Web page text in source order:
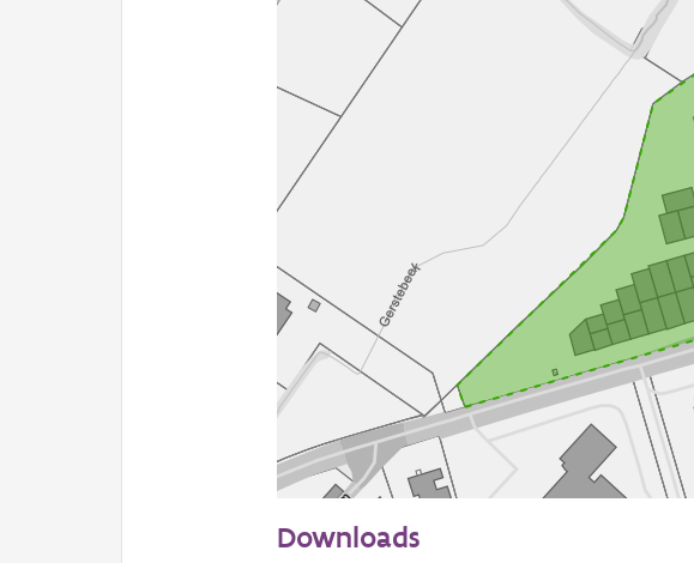
Informatie Vlaanderen
Downloads